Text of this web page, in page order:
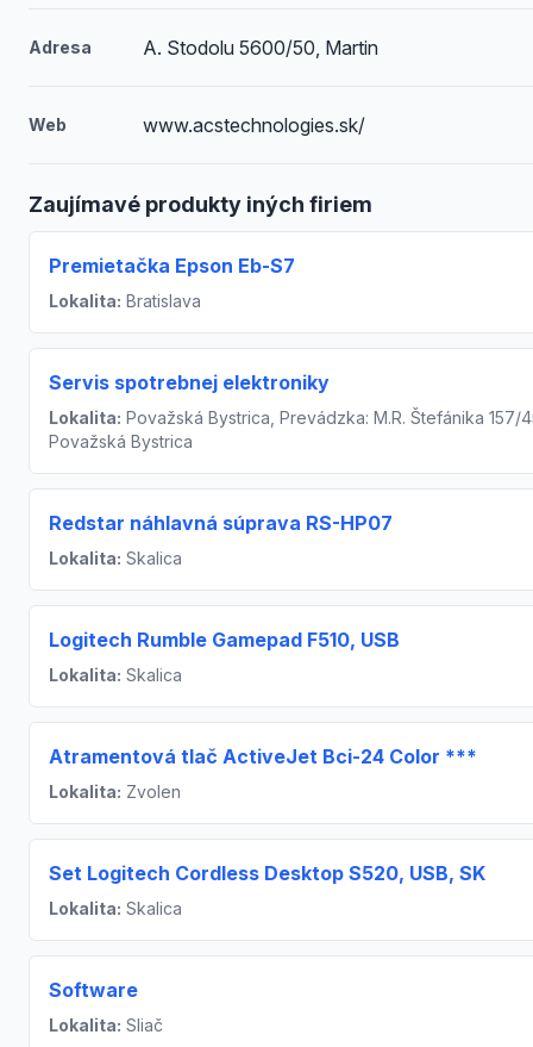
Adresa A. Stodolu 5600/50, Martin
Web www.acstechnologies.sk/
Zaujímavé produkty iných firiem
Premietačka Epson Eb-S7
Lokalita: Bratislava
Servis spotrebnej elektroniky
Lokalita: Považská Bystrica, Prevádzka: M.R. Štefánika 157/
Považská Bystrica
Redstar náhlavná súprava RS-HP07
Lokalita: Skalica
Logitech Rumble Gamepad F510, USB
Lokalita: Skalica
Atramentová tlač ActiveJet Bci-24 Color ***
Lokalita: Zvolen
Set Logitech Cordless Desktop S520, USB, SK
Lokalita: Skalica
Software
Lokalita: Sliač